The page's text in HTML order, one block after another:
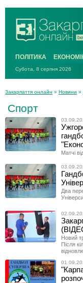
ПОЛІТИКА
Субота, 8 серпня 2026
Закарпаття онлайн » Новини »
Спорт
Матчі
Два
Новий
Після